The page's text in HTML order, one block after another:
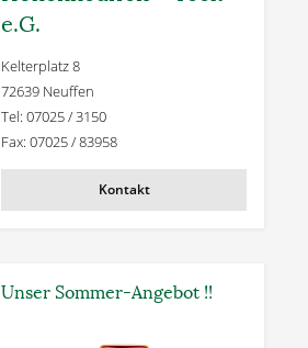
e.G.
Kelterplatz 8
72639 Neuffen
Tel: 07025 / 3150
Fax: 07025 / 83958
Kontakt
Unser Sommer-Angebot !!